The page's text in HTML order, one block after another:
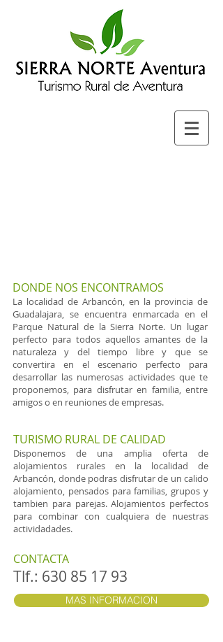
DONDE NOS ENCONTRAMOS
La localidad de Arbancón, en la provincia de
Guadalajara, se encuentra enmarcada en el
Parque Natural de la Sierra Norte. Un lugar
perfecto para todos aquellos amantes de la
naturaleza y del tiempo libre y que se
convertira en el escenario perfecto para
desarrollar las numerosas actividades que te
proponemos, para disfrutar en familia, entre
amigos o en reuniones de empresas.
TURISMO RURAL DE CALIDAD
​ Disponemos de una amplia oferta de
alojamientos rurales en la localidad de
Arbancón, donde podras disfrutar de un calido
alojamiento, pensados para familias, grupos y
tambien para parejas. Alojamientos perfectos
para combinar con cualquiera de nuestras
actividadades.
CONTACTA
Tlf.: 630 85 17 93
MAS INFORMACION